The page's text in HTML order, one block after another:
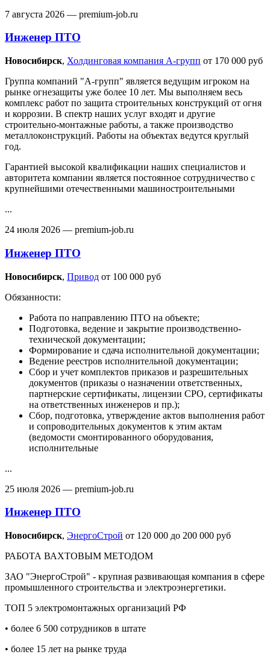
7 августа 2026 — premium-job.ru
Инженер ПТО
Новосибирск‎, Холдинговая компания А-групп от 170 000 руб
Группа компаний "А-групп" является ведущим игроком на
рынке огнезащиты уже более 10 лет. Мы выполняем весь
комплекс работ по защита строительных конструкций от огня
и коррозии. В спектр наших услуг входят и другие
строительно-монтажные работы, а также производство
металлоконструкций. Работы на объектах ведутся круглый
год.
Гарантией высокой квалификации наших специалистов и
авторитета компании является постоянное сотрудничество с
крупнейшими отечественными машиностроительными
...
24 июля 2026 — premium-job.ru
Инженер ПТО
Новосибирск‎, Привод от 100 000 руб
Обязанности:
Работа по направлению ПТО на объекте;
Подготовка, ведение и закрытие производственно-
технической документации;
Формирование и сдача исполнительной документации;
Ведение реестров исполнительной документации;
Сбор и учет комплектов приказов и разрешительных
документов (приказы о назначении ответственных,
партнерские сертификаты, лицензии СРО, сертификаты
на ответственных инженеров и пр.);
Сбор, подготовка, утверждение актов выполнения работ
и сопроводительных документов к этим актам
(ведомости смонтированного оборудования,
исполнительные
...
25 июля 2026 — premium-job.ru
Инженер ПТО
Новосибирск‎, ЭнергоСтрой от 120 000 до 200 000 руб
РАБОТА ВАХТОВЫМ МЕТОДОМ
ЗАО "ЭнергоСтрой" - крупная развивающая компания в сфере
промышленного строительства и электроэнергетики.
ТОП 5 электромонтажных организаций РФ
• более 6 500 сотрудников в штате
• более 15 лет на рынке труда